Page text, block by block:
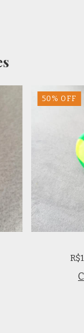
50 % OFF